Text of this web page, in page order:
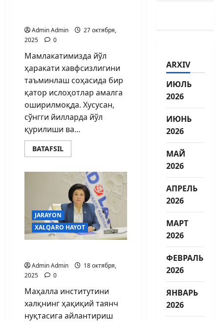
Admin Admin
27 октября,
2025
0
Мамлакатимизда йўл
ҳаракати хавфсизлигини
таъминлаш соҳасида бир
қатор ислоҳотлар амалга
оширилмоқда. Хусусан,
сўнгги йилларда йўл
қурилиши ва...
BATAFSIL
JARAYON
XALQARO HAYOT
Admin Admin
18 октября,
2025
0
Маҳалла институтини
халқнинг ҳақиқий таянч
нуқтасига айлантириш
ARXIV
ИЮЛЬ
2026
ИЮНЬ
2026
МАЙ
2026
АПРЕЛЬ
2026
МАРТ
2026
ФЕВРАЛЬ
2026
ЯНВАРЬ
2026